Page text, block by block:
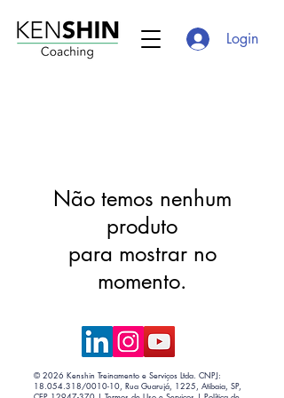
Login
Não temos nenhum
produto
para mostrar no
momento.
© 2026 Kenshin Treinamento e Serviços Ltda. CNPJ:
18.054.318/0010-10, Rua Guarujá, 1225, Atibaia, SP,